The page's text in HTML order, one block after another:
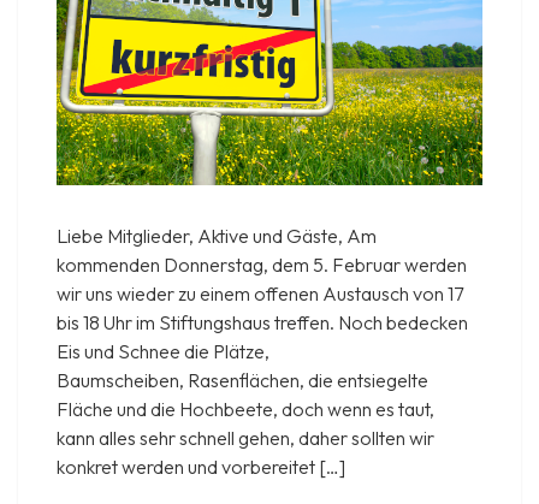
Liebe Mitglieder, Aktive und Gäste, Am
kommenden Donnerstag, dem 5. Februar werden
wir uns wieder zu einem offenen Austausch von 17
bis 18 Uhr im Stiftungshaus treffen. Noch bedecken
Eis und Schnee die Plätze,
Baumscheiben, Rasenflächen, die entsiegelte
Fläche und die Hochbeete, doch wenn es taut,
kann alles sehr schnell gehen, daher sollten wir
konkret werden und vorbereitet […]